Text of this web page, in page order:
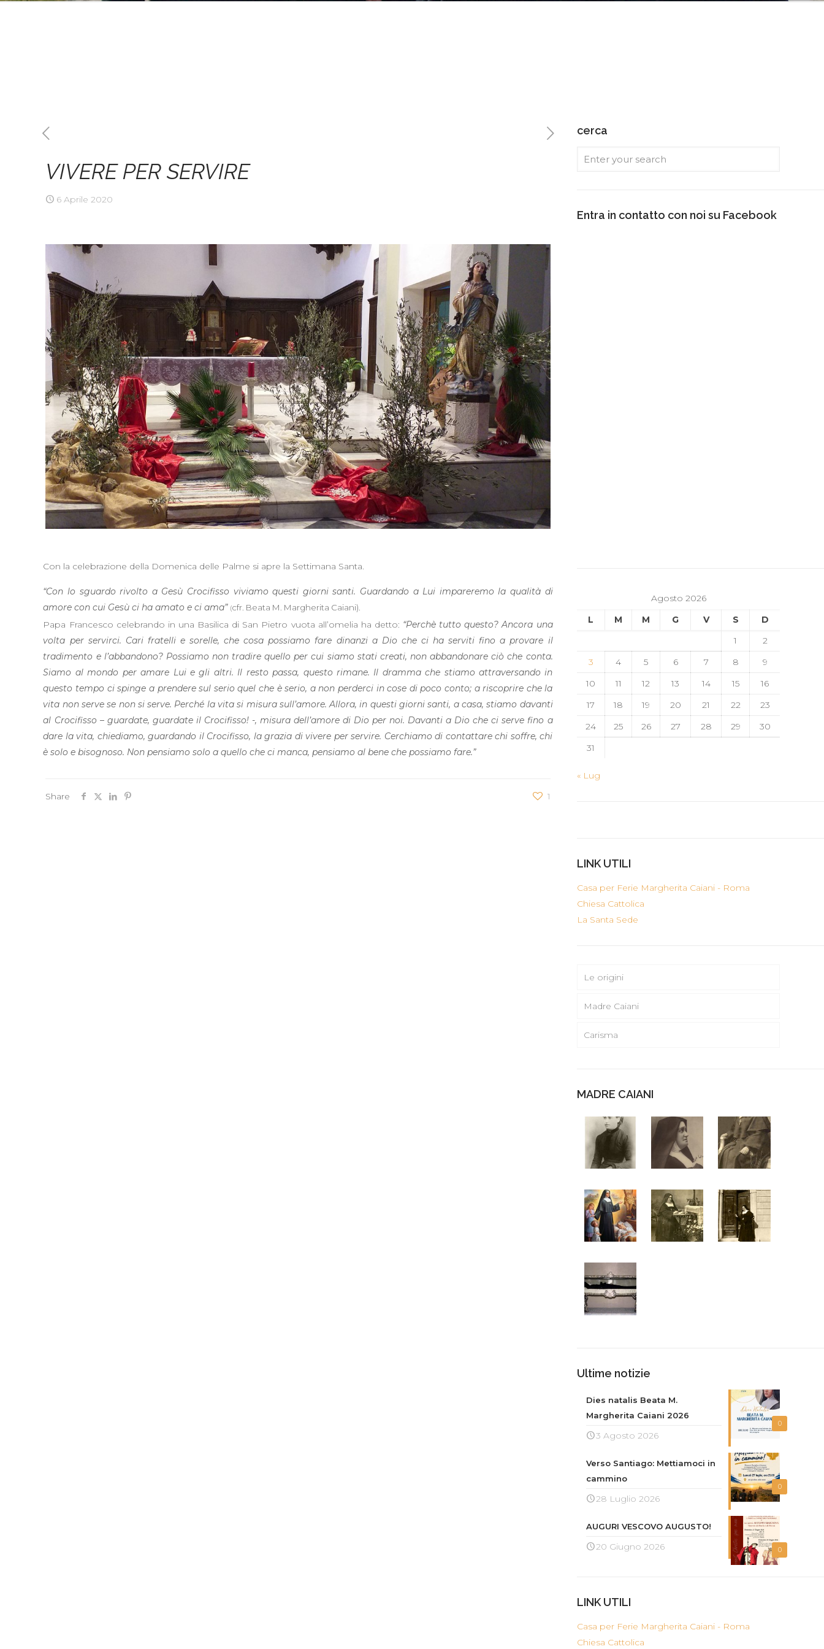
VIVERE PER SERVIRE
6 Aprile 2020
Con la celebrazione della Domenica delle Palme si apre la Settimana Santa.
“Con lo sguardo rivolto a Gesù Crocifisso viviamo questi giorni santi. Guardando a Lui impareremo la qualità di
amore con cui Gesù ci ha amato e ci ama” (cfr. Beata M. Margherita Caiani)
Papa Francesco celebrando in una Basilica di San Pietro vuota all’omelia ha detto: “Perchè tutto questo? Ancora una
volta per servirci. Cari fratelli e sorelle, che cosa possiamo fare dinanzi a Dio che ci ha serviti fino a provare il
tradimento e l’abbandono? Possiamo non tradire quello per cui siamo stati creati, non abbandonare ciò che conta.
Siamo al mondo per amare Lui e gli altri. Il resto passa, questo rimane. Il dramma che stiamo attraversando in
questo tempo ci spinge a prendere sul serio quel che è serio, a non perderci in cose di poco conto; a riscoprire che la
vita non serve se non si serve. Perché la vita si misura sull’amore. Allora, in questi giorni santi, a casa, stiamo davanti
al Crocifisso – guardate, guardate il Crocifisso! -, misura dell’amore di Dio per noi. Davanti a Dio che ci serve fino a
dare la vita, chiediamo, guardando il Crocifisso, la grazia di vivere per servire. Cerchiamo di contattare chi soffre, chi
è solo e bisognoso. Non pensiamo solo a quello che ci manca, pensiamo al bene che possiamo fare.”
Share 1
cerca
Entra in contatto con noi su Facebook
Agosto 2026
L
M M G V S
D
1
2
3
4 5 6 7 8
9
10
11 12 13 14 15
16
17
18 19 20 21 22
23
24
25 26 27 28 29
30
31
« Lug
LINK UTILI
Casa per Ferie Margherita Caiani - Roma
Chiesa Cattolica
La Santa Sede
Le origini
Madre Caiani
Carisma
MADRE CAIANI
Ultime notizie
0
Dies natalis Beata M.
Margherita Caiani 2026
3 Agosto 2026
0
Verso Santiago: Mettiamoci in
cammino
28 Luglio 2026
0
AUGURI VESCOVO AUGUSTO!
20 Giugno 2026
LINK UTILI
Casa per Ferie Margherita Caiani - Roma
Chiesa Cattolica